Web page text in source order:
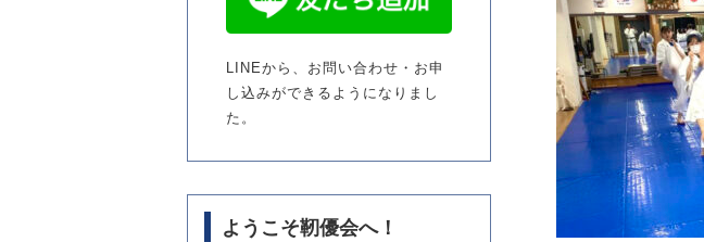
LINEから、お問い合わせ・お申
し込みができるようになりまし
た。
ようこそ靭優会へ！